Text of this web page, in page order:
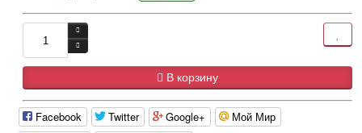
В корзину
Facebook Twitter Google+ Мой Мир